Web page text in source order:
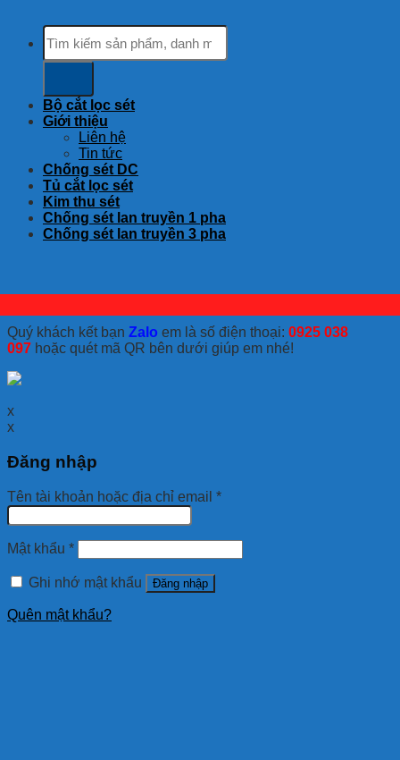
Tìm
kiếm:
Bộ cắt lọc sét
Giới thiệu
Liên hệ
Tin tức
Chống sét DC
Tủ cắt lọc sét
Kim thu sét
Chống sét lan truyền 1 pha
Chống sét lan truyền 3 pha
Quý khách kết bạn Zalo em là số điện thoại: 0925 038
097 hoặc quét mã QR bên dưới giúp em nhé!
x
x
Đăng nhập
Tên tài khoản hoặc địa chỉ email *
Mật khẩu *
Ghi nhớ mật khẩu Đăng nhập
Quên mật khẩu?